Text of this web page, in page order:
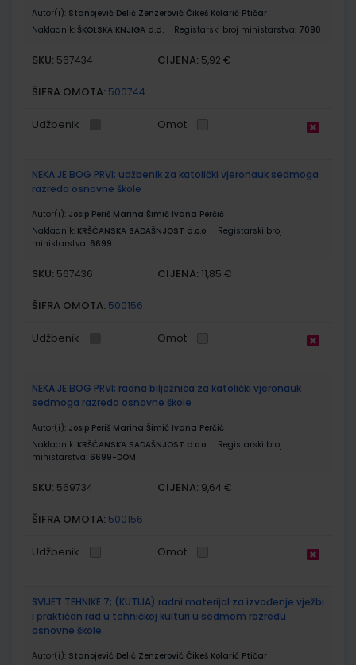
Autor(i): Stanojević Delić Zenzerović Čikeš Kolarić Ptičar
Nakladnik: ŠKOLSKA KNJIGA d.d. Registarski broj ministarstva: 7090
SKU: 567434 CIJENA: 5,92 €
ŠIFRA OMOTA: 500744
Udžbenik Omot
NEKA JE BOG PRVI; udžbenik za katolički vjeronauk sedmoga
razreda osnovne škole
Autor(i): Josip Periš Marina Šimić Ivana Perčić
Nakladnik: KRŠĆANSKA SADAŠNJOST d.o.o.
Registarski broj
ministarstva: 6699
SKU: 567436 CIJENA: 11,85 €
ŠIFRA OMOTA: 500156
Udžbenik Omot
NEKA JE BOG PRVI; radna bilježnica za katolički vjeronauk
sedmoga razreda osnovne škole
Autor(i): Josip Periš Marina Šimić Ivana Perčić
Nakladnik: KRŠĆANSKA SADAŠNJOST d.o.o.
Registarski broj
ministarstva: 6699-DOM
SKU: 569734 CIJENA: 9,64 €
ŠIFRA OMOTA: 500156
Udžbenik Omot
SVIJET TEHNIKE 7; (KUTIJA) radni materijal za izvođenje vježbi
i praktičan rad u tehničkoj kulturi u sedmom razredu
osnovne škole
Autor(i): Stanojević Delić Zenzerović Čikeš Kolarić Ptičar